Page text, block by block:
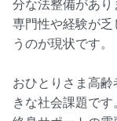
専門性や経験が
うのが現状です。
おひとりさま高
きな社会課題です。